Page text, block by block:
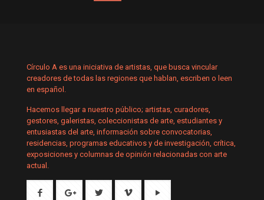
Círculo A es una iniciativa de artistas, que busca vincular
creadores de todas las regiones que hablan, escriben o leen
en español.
Hacemos llegar a nuestro público; artistas, curadores,
gestores, galeristas, coleccionistas de arte, estudiantes y
entusiastas del arte, información sobre convocatorias,
residencias, programas educativos y de investigación, crítica,
exposiciones y columnas de opinión relacionadas con arte
actual.